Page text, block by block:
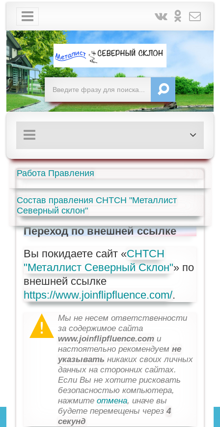
Работа Правления
Состав правления СНТСН "Металлист
Северный склон"
Переход по внешней ссылке
Вы покидаете сайт «СНТСН
"Металлист Северный Склон"» по
внешней ссылке
https://www.joinflipfluence.com/.
Мы не несем ответственности
за содержимое сайта
www.joinflipfluence.com и
настоятельно рекомендуемне
указывать никаких своих личных
данных на сторонних сайтах.
Если Вы не хотите рисковать
безопасностью компьютера,
нажмитеотмена, иначе вы
будете перемещены через4
секунд